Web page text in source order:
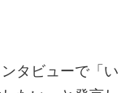
タビューで「い